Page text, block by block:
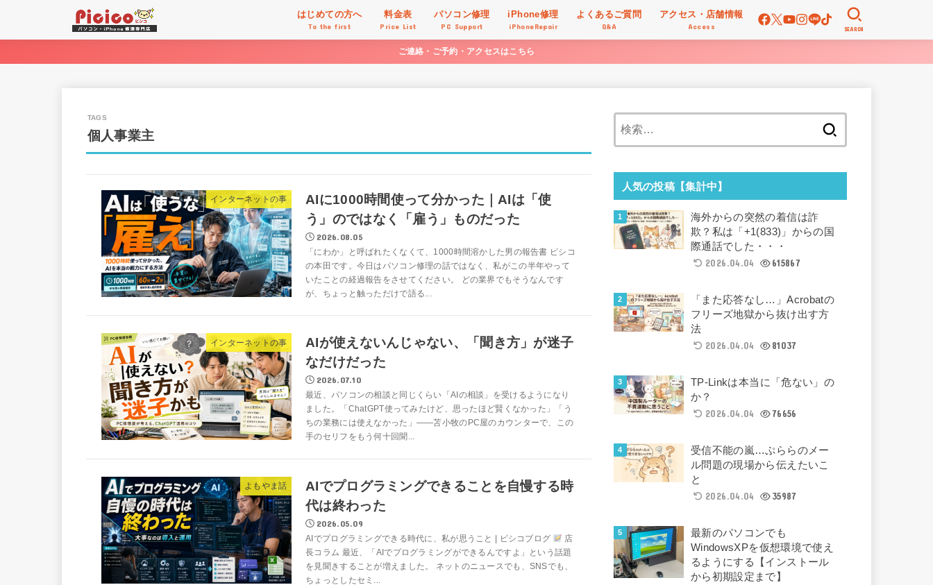
はじめての方へ
To the first
料金表
Price List
パソコン修理
PC Support
iPhone修理
iPhoneRepair
よくあるご質問
Q&A
アクセス・店舗情報
Access SEARCH
ご連絡・ご予約・アクセスはこちら
個人事業主
インターネットの事
AIに1000時間使って分かった｜AIは「使
う」のではなく「雇う」ものだった
2026.08.05
「にわか」と呼ばれたくなくて、1000時間溶かした男の報告書 ピシコ
の本田です。今日はパソコン修理の話ではなく、私がこの半年やって
いたことの経過報告をさせてください。 どの業界でもそうなんです
が、ちょっと触っただけで語る...
インターネットの事
AIが使えないんじゃない、「聞き方」が迷子
なだけだった
2026.07.10
最近、パソコンの相談と同じくらい「AIの相談」を受けるようになり
ました。「ChatGPT使ってみたけど、思ったほど賢くなかった」「う
ちの業務には使えなかった」——苫小牧のPC屋のカウンターで、この
手のセリフをもう何十回聞...
よもやま話
AIでプログラミングできることを自慢する時
代は終わった
2026.05.09
AIでプログラミングできる時代に、私が思うこと | ピシコブログ
店
長コラム 最近、「AIでプログラミングができるんですよ」という話題
を見聞きすることが増えました。 ネットのニュースでも、SNSでも、
ちょっとしたセミ...
人気の投稿【集計中】
海外からの突然の着信は詐
欺？私は「+1(833)」からの国
際通話でした・・・
2026.04.04
615867
「また応答なし…」Acrobatの
フリーズ地獄から抜け出す方
法
2026.04.04
81037
TP-Linkは本当に「危ない」の
か？
2026.04.04
76656
受信不能の嵐…ぷららのメー
ル問題の現場から伝えたいこ
と
2026.04.04
35987
最新のパソコンでも
WindowsXPを仮想環境で使え
るようにする【インストール
から初期設定まで】